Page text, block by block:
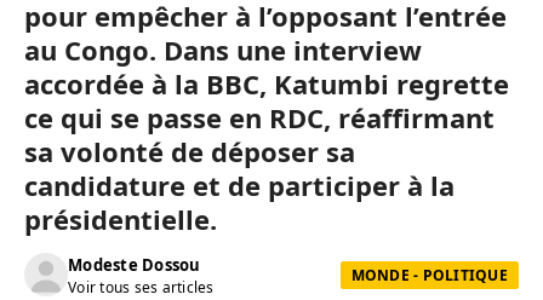
pour empêcher à l’opposant l’entrée
au Congo. Dans une interview
accordée à la BBC, Katumbi regrette
ce qui se passe en RDC, réaffirmant
sa volonté de déposer sa
candidature et de participer à la
présidentielle.
Modeste Dossou
Voir tous ses articles
MONDE - POLITIQUE